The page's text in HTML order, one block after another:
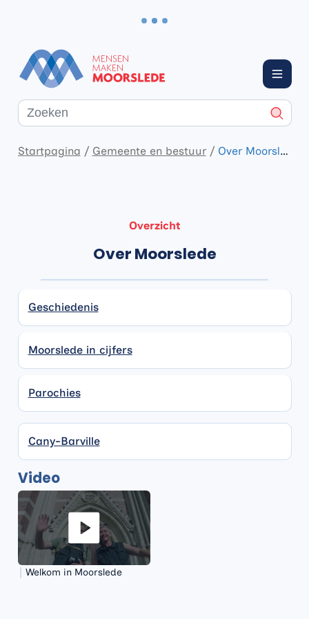
Naar inhoud
Moorslede
Waarmee kunnen we jou helpen?
Menu
Startpagina Gemeente en bestuur Over Moorslede
Overzicht
Over Moorslede
Geschiedenis
Geschiedenis
Moorslede in cijfers
Moorslede in cijfers
Parochies
Parochies
Cany-Barville
Video
Welkom in Moorslede